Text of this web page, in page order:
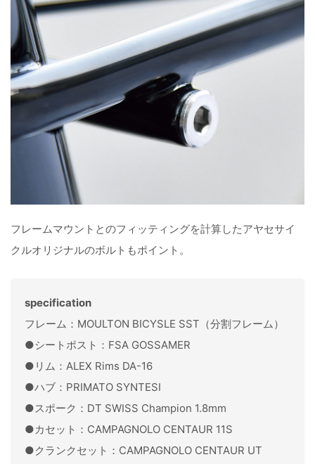
フレームマウントとのフィッティングを計算したアヤセサイ
クルオリジナルのボルトもポイント。
specification
フレーム：MOULTON BICYSLE SST（分割フレーム）
●シートポスト：FSA GOSSAMER
●リム：ALEX Rims DA-16
●ハブ：PRIMATO SYNTESI
●スポーク：DT SWISS Champion 1.8mm
●カセット：CAMPAGNOLO CENTAUR 11S
●クランクセット：CAMPAGNOLO CENTAUR UT